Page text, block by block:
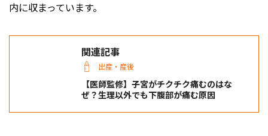
内に収まっています。
関連記事
出産・産後
【医師監修】子宮がチクチク痛むのはな
ぜ？生理以外でも下腹部が痛む原因